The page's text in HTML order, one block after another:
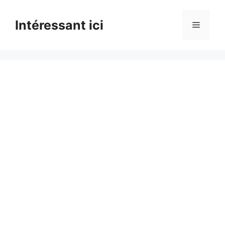
contentIntéressant ici Menu